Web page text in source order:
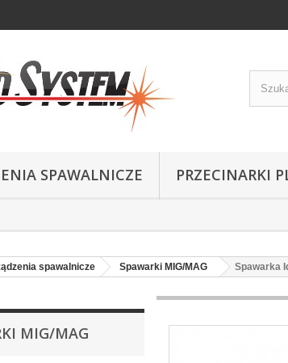
SPAWALNICZE PRZECINARKI
spawalnicze Spawarki MIG/MAG Spawarka
MIG/MAG